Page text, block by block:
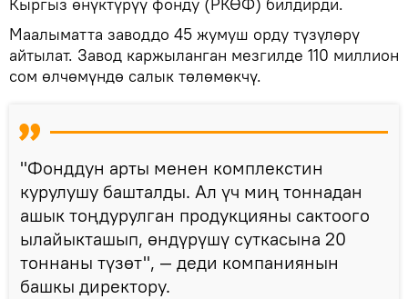
Маалыматта заводдо 45 жумуш орду түзүлөрү
айтылат. Завод каржыланган мезгилде 110 миллион
сом өлчөмүндө салык төлөмөкчү.
"Фонддун арты менен комплекстин
курулушу башталды. Ал үч миң тоннадан
ашык тоңдурулган продукцияны сактоого
ылайыкташып, өндүрүшү суткасына 20
тоннаны түзөт", — деди компаниянын
башкы директору.